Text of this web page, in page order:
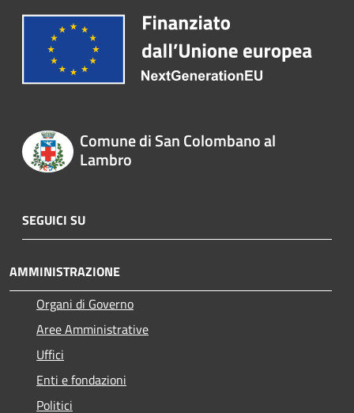
Comune di San Colombano al
Lambro
SEGUICI SU
AMMINISTRAZIONE
Organi di Governo
Aree Amministrative
Uffici
Enti e fondazioni
Politici